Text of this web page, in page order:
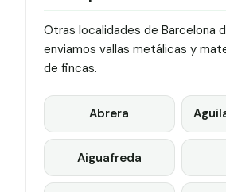
Otras localidades de Barcelona
enviamos vallas metálicas y
de fincas.
Abrera
Aiguafreda